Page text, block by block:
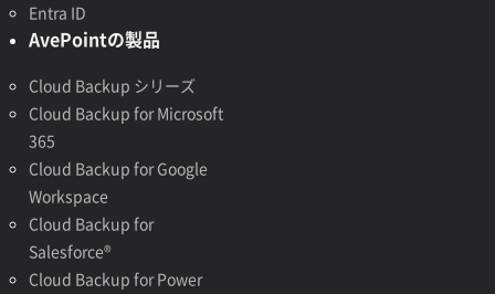
Entra ID
AvePointの製品
Cloud Backup シリーズ
Cloud Backup for Microsoft
365
Cloud Backup for Google
Workspace
Cloud Backup for
Salesforce®
Cloud Backup for Power